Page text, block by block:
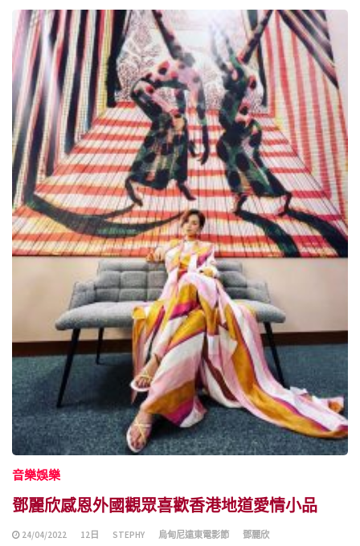
音樂娛樂
鄧麗欣感恩外國觀眾喜歡香港地道愛情小品
24/04/2022 12日 STEPHY 烏甸尼遠東電影節 鄧麗欣